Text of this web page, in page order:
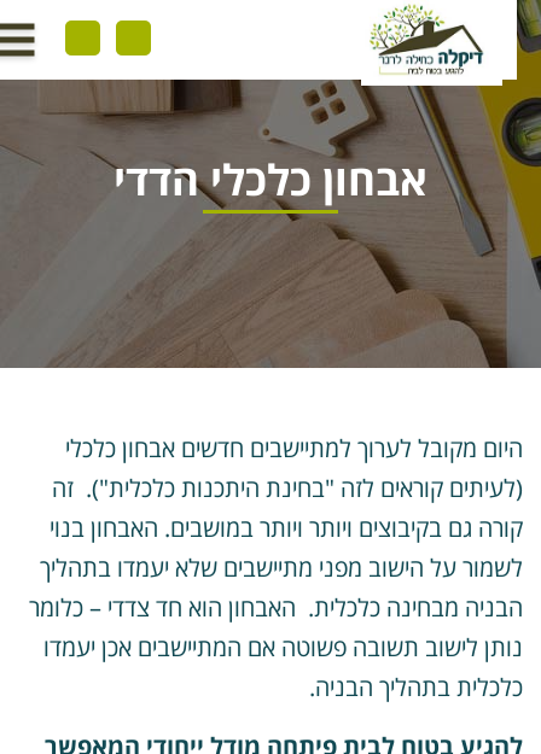
אבחון כלכלי הדדי
מקובל לערוך למתיישבים חדשים אבחון כלכלי
קוראים לזה "בחינת היתכנות כלכלית"). זה
גם בקיבוצים ויותר ויותר במושבים. האבחון בנוי
על הישוב מפני מתיישבים שלא יעמדו בתהליך
מבחינה כלכלית. האבחון הוא חד צדדי – כלומר
לישוב תשובה פשוטה אם המתיישבים אכן יעמדו
בתהליך הבניה.
בטוח לבית פיתחה מודל ייחודי המאפשר